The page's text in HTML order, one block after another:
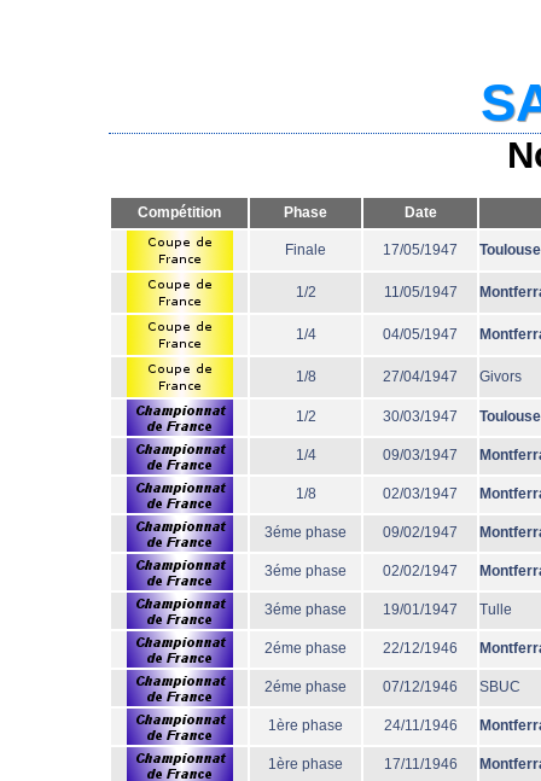
Compétition Phase Date
Finale 17/05/1947 Toulouse
1/2 11/05/1947
1/4 04/05/1947
1/8 27/04/1947 Givors
1/2 30/03/1947 Toulouse
1/4 09/03/1947
1/8 02/03/1947
3éme phase 09/02/1947
3éme phase 02/02/1947
3éme phase 19/01/1947 Tulle
2éme phase 22/12/1946
2éme phase 07/12/1946 SBUC
1ère phase 24/11/1946
1ère phase 17/11/1946